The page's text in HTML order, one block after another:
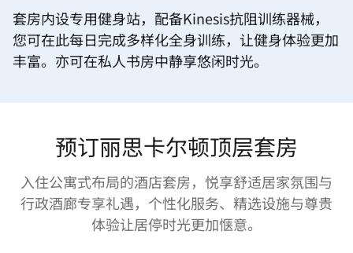
套房内设专用健身站，配备Kinesis抗阻训练器械，
您可在此每日完成多样化全身训练，让健身体验更加
丰富。亦可在私人书房中静享悠闲时光。
预订丽思卡尔顿顶层套房
入住公寓式布局的酒店套房，悦享舒适居家氛围与
行政酒廊专享礼遇，个性化服务、精选设施与尊贵
体验让居停时光更加惬意。